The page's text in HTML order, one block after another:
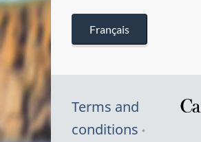
Français
Terms and
conditions